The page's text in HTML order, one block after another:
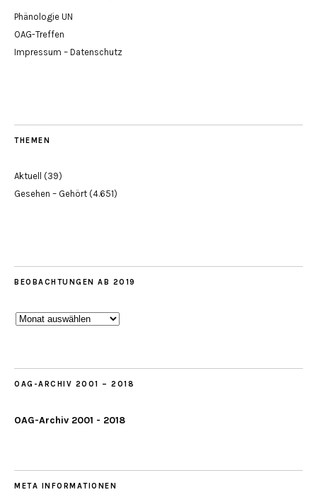
Phänologie UN
OAG-Treffen
Impressum – Datenschutz
THEMEN
Aktuell (39)
Gesehen – Gehört (4.651)
BEOBACHTUNGEN AB 2019
Beobachtungen
OAG-ARCHIV 2001 – 2018
OAG-Archiv 2001 - 2018
META INFORMATIONEN